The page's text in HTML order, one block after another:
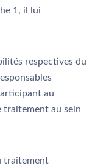
1, il lui
respectives du
au
au sein
traitement